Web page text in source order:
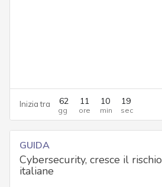
Inizia tra 62 11 10 19
GUIDA
Cybersecurity, cresce il
italiane